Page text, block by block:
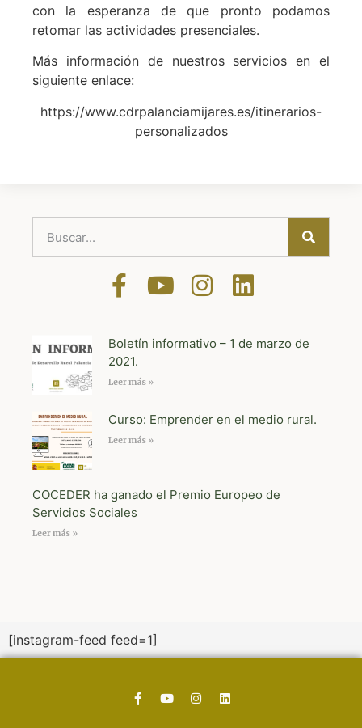
con la esperanza de que pronto podamos
retomar las actividades presenciales.
Más información de nuestros servicios en el
siguiente enlace:
https://www.cdrpalanciamijares.es/itinerarios-
personalizados
Boletín informativo – 1 de marzo de
2021.
Leer más »
Curso: Emprender en el medio rural.
Leer más »
COCEDER ha ganado el Premio Europeo de
Servicios Sociales
Leer más »
[instagram-feed feed=1]